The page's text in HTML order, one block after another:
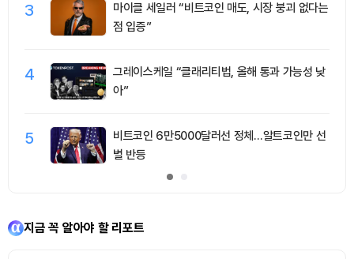
3
마이클 세일러 “비트코인 매도, 시장 붕괴 없다는
점 입증”
4
그레이스케일 “클래리티법, 올해 통과 가능성 낮
아”
5
비트코인 6만5000달러선 정체…알트코인만 선
별 반등
지금 꼭 알아야 할 리포트